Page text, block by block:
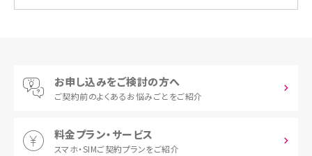
お申し込みをご検討の方へ
ご契約前のよくあるお悩みごとをご紹介
料金プラン・サービス
スマホ・SIMご契約プランをご紹介